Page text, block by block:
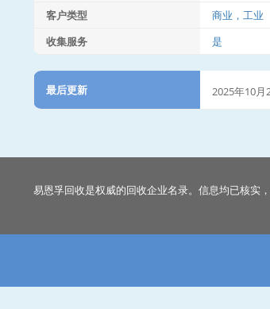
客户类型
商业，工业
收集服务
是
最后更新 2025年10月
易恩孚回收是权威的回收企业名录。信息均已核实